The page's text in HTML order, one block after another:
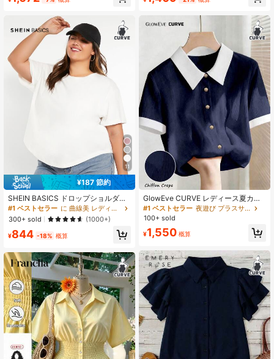
売り切れ間近！
11
¥187 節約
SHEIN BASICS ドロップショルダー
カーブヘム Tシャツ サマートップス
#1 ベストセラー
に 曲線美 レディースプラスサイズTシャツ
300+ sold
(1000+)
¥844 -18% 概算
GlowEve CURVE レディース夏カジ
ュアルポロカラー半袖エレガントネ
イビーブラウスプラスサイズシャツ
#1 ベストセラー
夜遊び プラスサイズのブラウス
100+ sold
¥1,550 概算